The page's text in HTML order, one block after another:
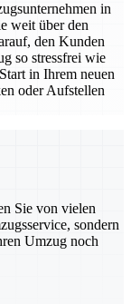
in
weit über den
den Kunden
so stressfrei wie
in Ihrem neuen
oder Aufstellen
Sie von vielen
sondern
Umzug noch